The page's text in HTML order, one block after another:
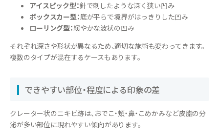
アイスピック型：針で刺したような深く狭い凹み
ボックスカー型：底が平らで境界がはっきりした凹み
ローリング型：緩やかな波状の凹み
それぞれ深さや形状が異なるため、適切な施術も変わってきます。
複数のタイプが混在するケースもあります。
できやすい部位・程度による印象の差
クレーター状のニキビ跡は、おでこ・頬・鼻・こめかみなど皮脂の分
泌が多い部位に現れやすい傾向があります。